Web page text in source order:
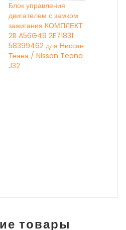
Блок управления
двигателем с замком
зажигания КОМПЛЕКТ
2R A56G49 2E71831
58399462 для Ниссан
Теана / Nissan Teana
J32
товары